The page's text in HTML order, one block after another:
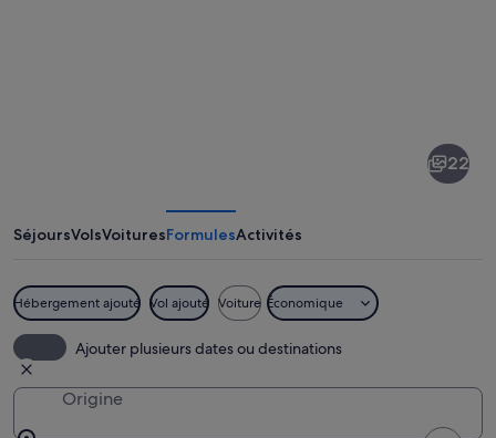
22
SéjoursVolsVoituresFormulesActivités
Hébergement ajouté Vol ajouté Voiture Économique
Ajouter plusieurs dates ou destinations
Origine